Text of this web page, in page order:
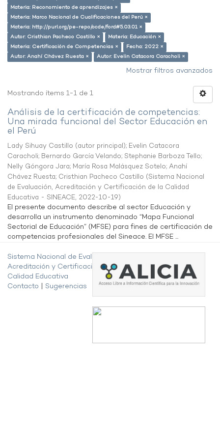
Materia: Reconomiento de aprendizajes ×
Materia: Marco Nacional de Cualificaciones del Perú ×
Materia: http://purl.org/pe-repo/ocde/ford#5.03.01 ×
Autor: Cristhian Pacheco Castillo ×
Materia: Educación ×
Materia: Certificación de Competencias ×
Fecha: 2022 ×
Autor: Anahí Chávez Ruesta ×
Autor: Evelin Catacora Caracholi ×
Mostrar filtros avanzados
Mostrando ítems 1-1 de 1
Análisis de la certificación de competencias:
Una mirada funcional del Sector Educación en
el Perú
Lady Sihuay Castillo (autor principal); Evelin Catacora
Caracholi; Bernardo García Velando; Stephanie Barboza Tello;
Nelly Góngora Jara; María Rosa Malásquez Sotelo; Anahí
Chávez Ruesta; Cristhian Pacheco Castillo (Sistema Nacional
de Evaluación, Acreditación y Certificación de la Calidad
Educativa - SINEACE, 2022-10-19)
El presente documento describe al sector Educación y
desarrolla un instrumento denominado “Mapa Funcional
Sectorial de Educación” (MFSE) para fines de certificación de
competencias profesionales del Sineace. El MFSE ...
Sistema Nacional de Evaluación,
Acreditación y Certificación de la
Calidad Educativa
Contacto
Sugerencias